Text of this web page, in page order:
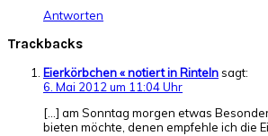
Antworten
Trackbacks
Eierkörbchen « notiert in Rintelnsagt:
6. Mai 2012 um 11:04 Uhr
[…] am Sonntag morgen etwas
bieten möchte, denen empfehle ich die